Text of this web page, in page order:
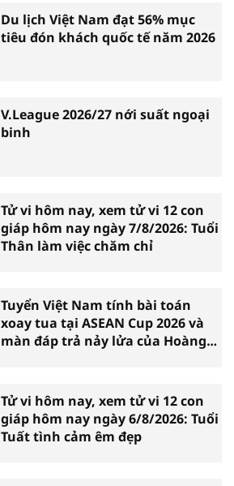
Du lịch Việt Nam đạt 56% mục
tiêu đón khách quốc tế năm 2026
V.League 2026/27 nới suất ngoại
binh
Tử vi hôm nay, xem tử vi 12 con
giáp hôm nay ngày 7/8/2026: Tuổi
Thân làm việc chăm chỉ
Tuyển Việt Nam tính bài toán
xoay tua tại ASEAN Cup 2026 và
màn đáp trả nảy lửa của Hoàng
Tử vi hôm nay, xem tử vi 12 con
giáp hôm nay ngày 6/8/2026: Tuổi
Tuất tình cảm êm đẹp